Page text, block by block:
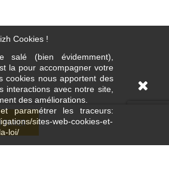
panier
Cookies !
salé (bien évidemment),
la pour accompagner votre
cookies nous apportent des
interactions avec notre site,
des améliorations.
paramétrer les traceurs:
sites-web-cookies-et-
loi/